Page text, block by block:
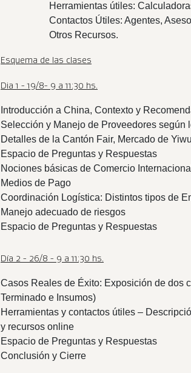
Herramientas útiles:
Contactos Útiles: Agentes,
Otros Recursos.
Esquema de las clases
Dia 1 - 19/8- 9 a 11:30 hs.
Introducción a China, Contexto y
Selección y Manejo de Proveedores según
Detalles de la Cantón Fair, Mercado de
Espacio de Preguntas y Respuestas
Nociones básicas de Comercio
Medios de Pago
Coordinación Logística: Distintos tipos de
Manejo adecuado de riesgos
Espacio de Preguntas y Respuestas
Día 2 - 26/8 - 9 a 11:30 hs.
Casos Reales de Éxito: Exposición de dos
Terminado e Insumos)
Herramientas y contactos útiles –
y recursos online
Espacio de Preguntas y Respuestas
Conclusión y Cierre